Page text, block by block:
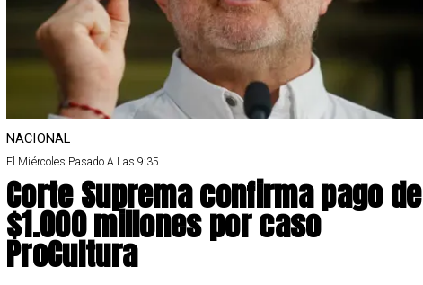
NACIONAL
El Miércoles Pasado A Las 9:35
Corte Suprema confirma pago de
$1.000 millones por caso
ProCultura